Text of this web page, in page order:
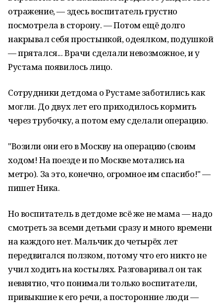
отражение, — здесь воспитатель грустно
посмотрела в сторону. — Потом ещё долго
накрывал себя простынкой, одеялком, подушкой
— прятался... Врачи сделали невозможное, и у
Рустама появилось лицо.
Сотрудники детдома о Рустаме заботились как
могли. До двух лет его приходилось кормить
через трубочку, а потом ему сделали операцию.
"Возили они его в Москву на операцию (своим
ходом! На поезде и по Москве мотались на
метро). За это, конечно, огромное им спасибо!" —
пишет Ника.
Но воспитатель в детдоме всё же не мама — надо
смотреть за всеми детьми сразу и много времени
на каждого нет. Мальчик до четырёх лет
передвигался ползком, потому что его никто не
учил ходить на костылях. Разговаривал он так
невнятно, что понимали только воспитатели,
привыкшие к его речи, а посторонние люди —